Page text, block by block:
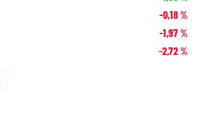
-0,18%
-1,97%
-2,72%